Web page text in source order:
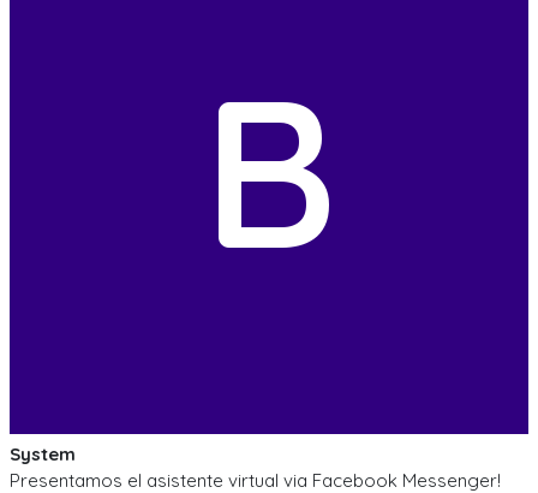
B
System
Presentamos el asistente virtual via Facebook Messenger!